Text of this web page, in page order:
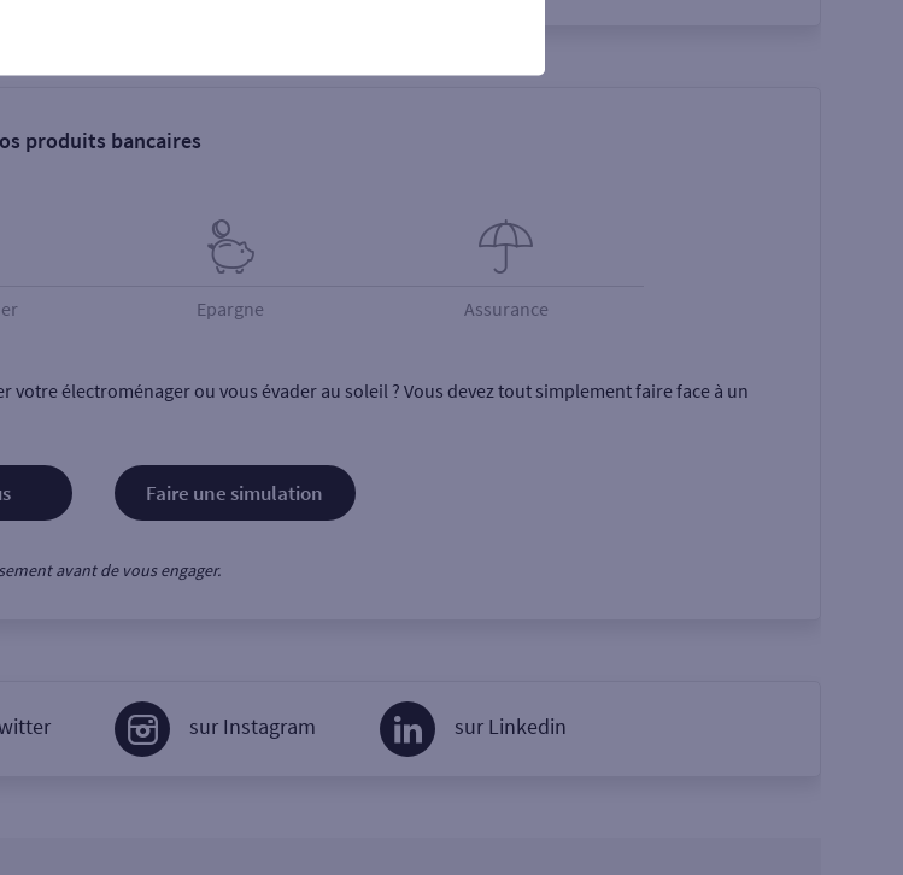
produits bancaires
électroménager ou vous évader au soleil ? Vous devez tout simplement faire face à un
Faire une simulation
avant de vous engager.
Epargne Assurance
sur Instagram sur Linkedin